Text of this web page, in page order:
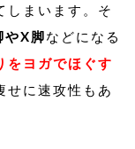
しまいます。そ
やX脚などになる
をヨガでほぐす
せに速攻性もあ